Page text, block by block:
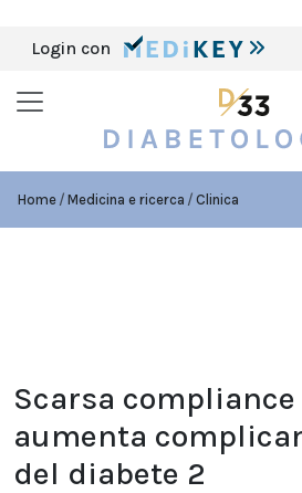
Login con
Home Medicina e ricerca Clinica
Scarsa
aumenta
del diabete 2